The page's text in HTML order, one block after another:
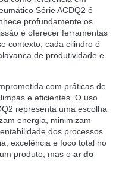
Série ACDQ2 é
profundamente os
é oferecer ferramentas
contexto, cada cilindro é
de produtividade e
com práticas de
e eficientes. O uso
representa uma escolha
energia, minimizam
dos processos
excelência e foco total no
produto, mas o ar do